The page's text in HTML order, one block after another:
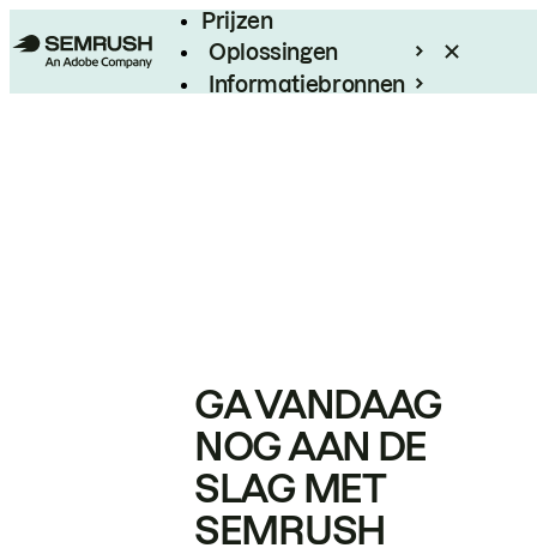
Prijzen
Oplossingen
Informatiebronnen
GA VANDAAG
NOG AAN DE
SLAG MET
SEMRUSH